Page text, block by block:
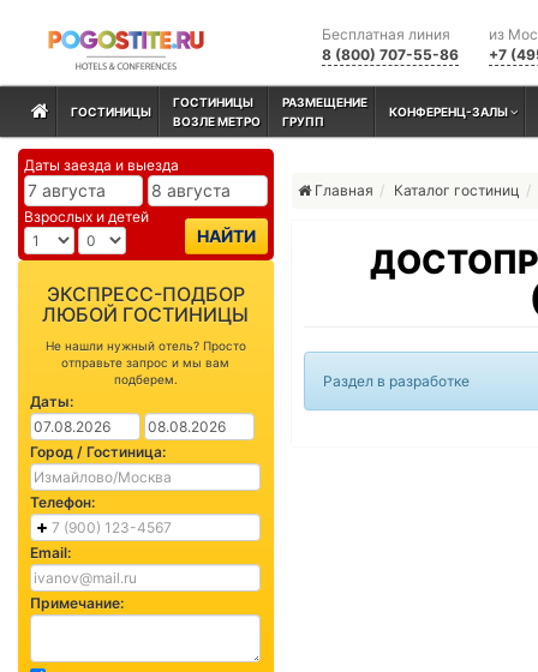
из
+7
Бесплатная линия
8 (800) 707-55-86
ГОСТИНИЦЫ
ГОСТИНИЦЫ
ВОЗЛЕ МЕТРО
РАЗМЕЩЕНИЕ
ГРУПП
КОНФЕРЕНЦ-ЗАЛЫ
Даты заезда и выезда
Взрослых и детей
НАЙТИ
ЭКСПРЕСС-ПОДБОР
ЛЮБОЙ ГОСТИНИЦЫ
Не нашли нужный отель? Просто
отправьте запрос и мы вам
подберем.
Даты:
Город / Гостиница:
Телефон:
Email:
Примечание:
Главная Каталог гостиниц
Раздел в разработке